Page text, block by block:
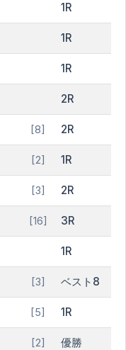
1R
1R
1R
2R
[8] 2R
[2] 1R
[3] 2R
[16] 3R
1R
[3] ベスト8
[5] 1R
[2] 優勝